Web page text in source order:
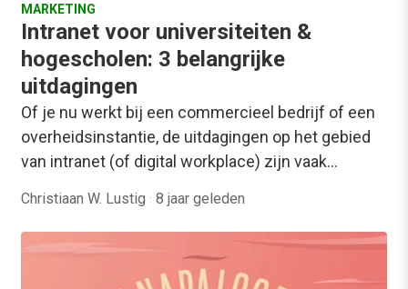
MARKETING
Intranet voor universiteiten &
hogescholen: 3 belangrijke
uitdagingen
Of je nu werkt bij een commercieel bedrijf of een
overheidsinstantie, de uitdagingen op het gebied
van intranet (of digital workplace) zijn vaak…
Christiaan W. Lustig · 8 jaar geleden